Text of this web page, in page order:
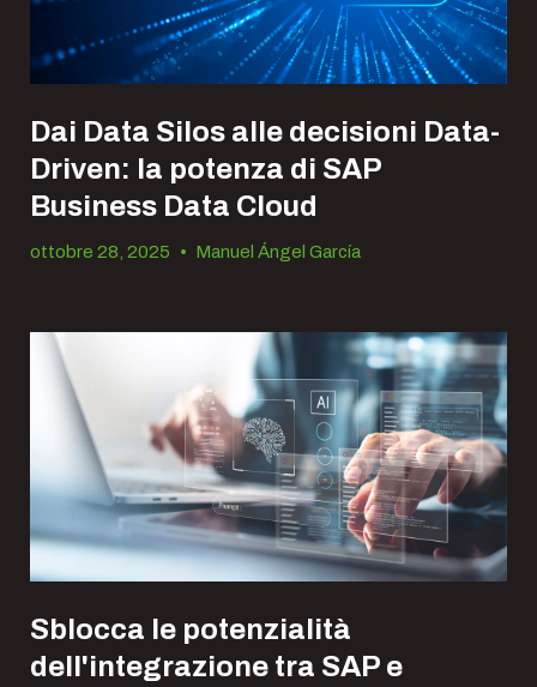
Dai Data Silos alle decisioni Data-
Driven: la potenza di SAP
Business Data Cloud
ottobre 28, 2025 • Manuel Ángel García
Sblocca le potenzialità
dell'integrazione tra SAP e